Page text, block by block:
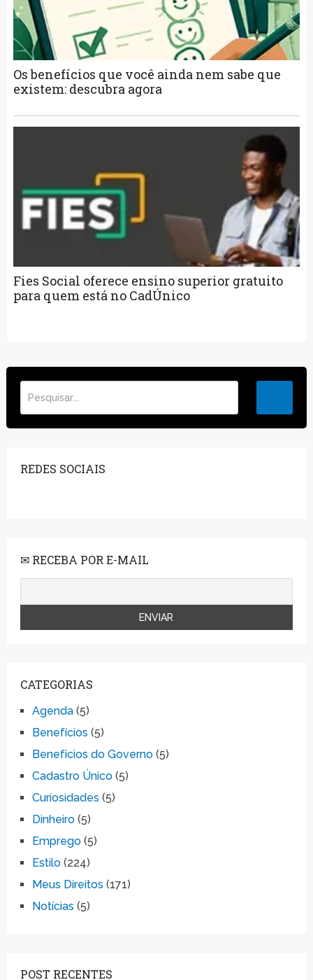
Os benefícios que você ainda nem sabe que
existem: descubra agora
Fies Social oferece ensino superior gratuito
para quem está no CadÚnico
REDES SOCIAIS
✉ RECEBA POR E-MAIL
CATEGORIAS
Agenda(5)
Benefícios (5)
Benefícios do Governo(5)
Cadastro Único(5)
Curiosidades (5)
Dinheiro(5)
Emprego(5)
Estilo(224)
Meus Direitos (171)
Notícias (5)
POST RECENTES